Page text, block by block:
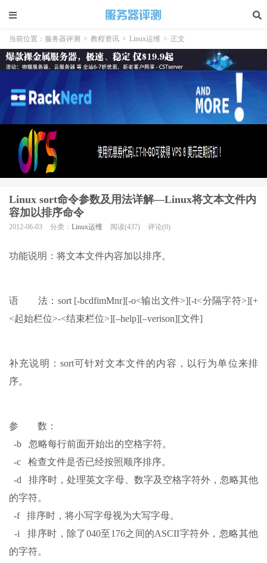
当前位置： 服务器评测 > 教程资讯 > Linux运维 > 正文
Linux sort命令参数及用法详解—Linux将文本文件内
容加以排序命令
2012-06-03 分类： Linux运维 阅读(437) 评论(0)
功能说明：将文本文件内容加以排序。
语 法：sort [-bcdfimMnr][-o<输出文件>][-t<分隔字符>][+
<起始栏位>-<结束栏位>][–help][–verison][文件]
补充说明：sort可针对文本文件的内容，以行为单位来排
序。
参 数：
-b 忽略每行前面开始出的空格字符。
-c 检查文件是否已经按照顺序排序。
-d 排序时，处理英文字母、数字及空格字符外，忽略其他
的字符。
-f 排序时，将小写字母视为大写字母。
-i 排序时，除了040至176之间的ASCII字符外，忽略其他
的字符。